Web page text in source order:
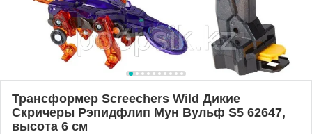
Трансформер Screechers Wild Дикие
Скричеры Рэпидфлип Мун Вульф S5 62647,
высота 6 см